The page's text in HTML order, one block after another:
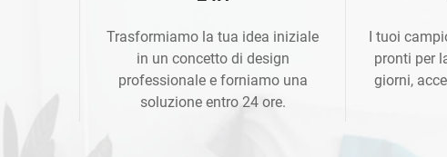
Trasformiamo la tua idea iniziale
in un concetto di design
professionale e forniamo una
soluzione entro 24 ore.
I tuoi
pronti per
giorni,